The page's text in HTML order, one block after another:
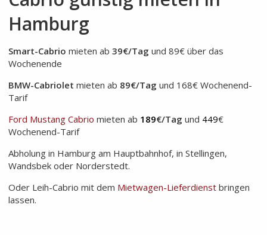
Hamburg
Smart-Cabrio mieten ab 39€/Tag und 89€ über das
Wochenende
BMW-Cabriolet mieten ab 89€/Tag und 168€ Wochenend-
Tarif
Ford Mustang Cabrio mieten ab 189€/Tag und 449€
Wochenend-Tarif
Abholung in Hamburg am Hauptbahnhof, in Stellingen,
Wandsbek oder Norderstedt.
Oder Leih-Cabrio mit dem Mietwagen-Lieferdienst bringen
lassen.